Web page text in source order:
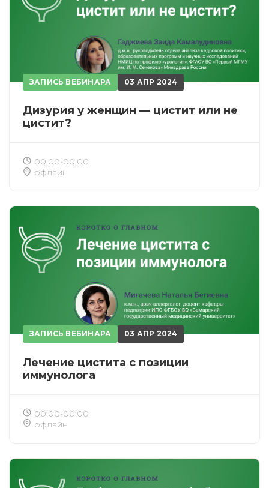
ЗАПИСЬ ВЕБИНАРА 03 АПР 2024
Дизурия у женщин — цистит или не
цистит?
00:00-00:00
офлайн
ЗАПИСЬ ВЕБИНАРА 03 АПР 2024
Лечение цистита с позиции
иммунолога
00:00-00:00
офлайн